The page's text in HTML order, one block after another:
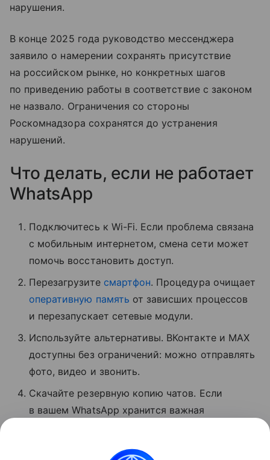
нарушения.
В конце 2025 года руководство мессенджера
заявило о намерении сохранять присутствие
на российском рынке, но конкретных шагов
по приведению работы в соответствие с законом
не назвало. Ограничения со стороны
Роскомнадзора сохранятся до устранения
нарушений.
Что делать, если не работает
WhatsApp
Подключитесь к Wi-Fi. Если проблема связана
с мобильным интернетом, смена сети может
помочь восстановить доступ.
Перезагрузите смартфон. Процедура очищает
оперативную память от зависших процессов
и перезапускает сетевые модули.
Используйте альтернативы. ВКонтакте и MAX
доступны без ограничений: можно отправлять
фото, видео и звонить.
Скачайте резервную копию чатов. Если
в вашем WhatsApp хранится важная